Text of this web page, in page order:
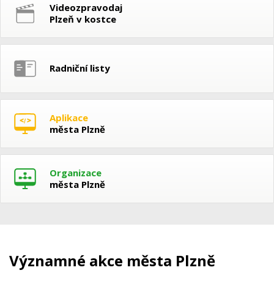
Videozpravodaj
Plzeň v kostce
Radniční listy
Aplikace
města Plzně
Organizace
města Plzně
Významné akce města Plzně